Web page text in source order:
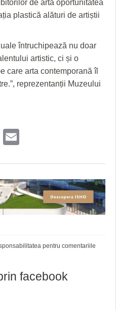
de artă oportunitatea
plastică alături de artiștii
întruchipează nu doar
artistic, ci și o
care arta contemporană îl
reprezentanții Muzeului
WhatsApp
pentru comentariile
facebook